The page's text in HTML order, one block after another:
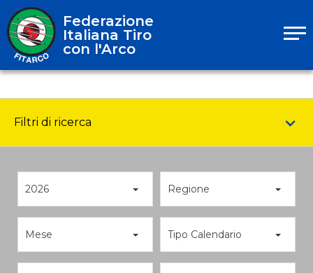
Federazione
Italiana Tiro
con l'Arco
Filtri di ricerca
2026 Regione
Mese Tipo Calendario